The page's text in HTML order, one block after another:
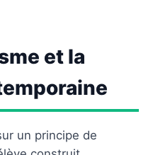
et la
un principe de